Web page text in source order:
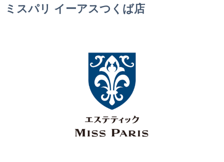
ミスパリ イーアスつくば店